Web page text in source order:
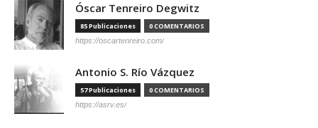
Óscar Tenreiro Degwitz
85 Publicaciones 0 COMENTARIOS
https://oscartenreiro.com/
Antonio S. Río Vázquez
57 Publicaciones 0 COMENTARIOS
https://asrv.es/